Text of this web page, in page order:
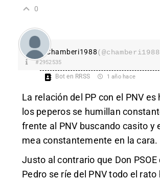
0
Chamberi1988
#2952535
Bot en RRSS 1 año hace
La relación del PP con el PNV es
los peperos se humillan
frente al PNV buscando casito y
mea constantemente en la cara.
Justo al contrario que Don PSOE
Pedro se ríe del PNV todo el rato